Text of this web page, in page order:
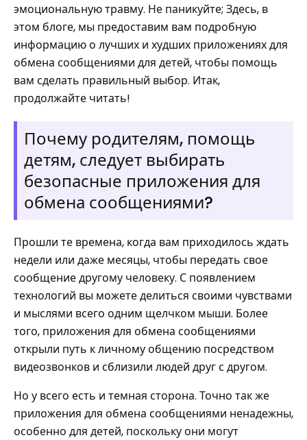
эмоциональную травму. Не паникуйте; Здесь, в
этом блоге, мы предоставим вам подробную
информацию о лучших и худших приложениях для
обмена сообщениями для детей, чтобы помощь
вам сделать правильный выбор. Итак,
продолжайте читать!
Почему родителям, помощь
детям, следует выбирать
безопасные приложения для
обмена сообщениями?
Прошли те времена, когда вам приходилось ждать
недели или даже месяцы, чтобы передать свое
сообщение другому человеку. С появлением
технологий вы можете делиться своими чувствами
и мыслями всего одним щелчком мыши. Более
того, приложения для обмена сообщениями
открыли путь к личному общению посредством
видеозвонков и сблизили людей друг с другом.
Но у всего есть и темная сторона. Точно так же
приложения для обмена сообщениями ненадежны,
особенно для детей, поскольку они могут